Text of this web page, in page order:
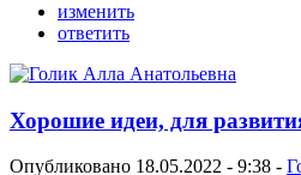
изменить
ответить
Хорошие идеи, для
Опубликовано 18.05.2022 - 9:38 -